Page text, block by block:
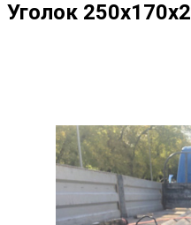
Уголок 250х170х2